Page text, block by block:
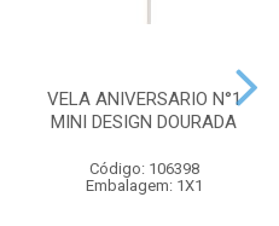
VELA ANIVERSARIO N°1
MINI DESIGN DOURADA
Código: 106398
Embalagem: 1X1